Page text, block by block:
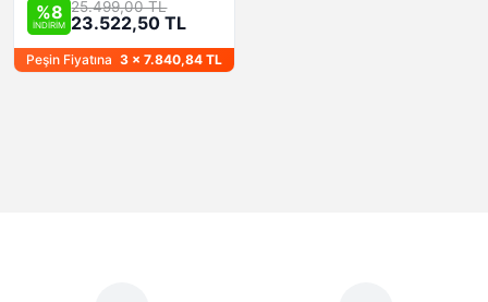
%8
İNDİRİM
25.499,00 TL
23.522,50 TL
Peşin Fiyatına 3 x 7.840,84 TL